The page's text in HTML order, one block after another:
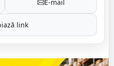
E-mail
link